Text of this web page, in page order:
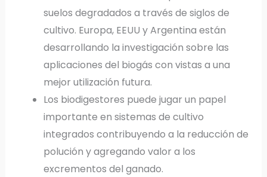
suelos degradados a través de siglos de
cultivo. Europa, EEUU y Argentina están
desarrollando la investigación sobre las
aplicaciones del biogás con vistas a una
mejor utilización futura.
Los biodigestores puede jugar un papel
importante en sistemas de cultivo
integrados contribuyendo a la reducción de
polución y agregando valor a los
excrementos del ganado.